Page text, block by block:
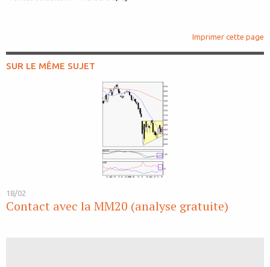
Imprimer cette page
SUR LE MÊME SUJET
18/02
Contact avec la MM20 (analyse gratuite)